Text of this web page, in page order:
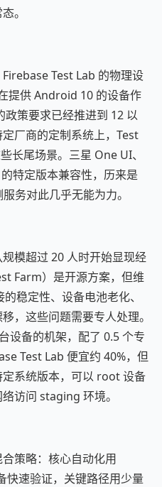
。
Test Lab 的物理设
提供 Android 10 的设备作
策要求已经推进到 12 以
厂商的定制系统上，Test
长尾场景。三星 One UI、
特定版本兼容性，历来是
务对此几乎无能为力。
模超过 20 人时开始显现经
Farm）是开源方案，但维
稳定性、设备电池老化、
，这些问题需要专人处理。
设备的机架，配了 0.5 个专
Test Lab 便宜约 40%，但
系统版本，可以 root 设备
访问 staging 环境。
策略：核心自动化用
快速验证，关键路径用少量